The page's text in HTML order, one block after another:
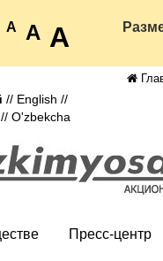
A A A
// English //
// O'zbekcha
Пресс-центр